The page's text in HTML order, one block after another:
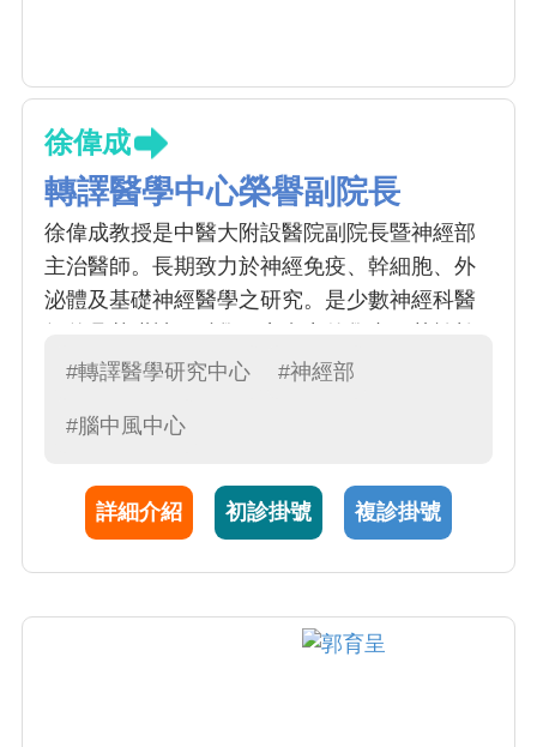
徐偉成
轉譯醫學中心榮譽副院長
徐偉成教授是中醫大附設醫院副院長暨神經部
主治醫師。長期致力於神經免疫、幹細胞、外
泌體及基礎神經醫學之研究。是少數神經科醫
細胞轉譯至臨床治療之研究獨步全球，實質嘉
風，多發性硬化症等第一期的臨床研究案於神
手。
#轉譯醫學研究中心 #神經部
#腦中風中心
詳細介紹 初診掛號 複診掛號